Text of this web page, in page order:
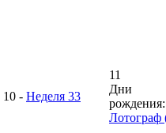
10 - Неделя 33
11
Дни
рождения:
Лотограф